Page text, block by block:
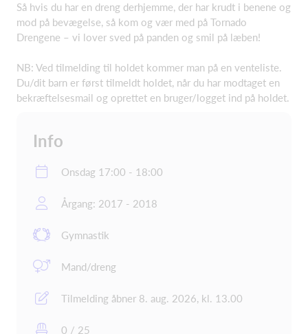
Så hvis du har en dreng derhjemme, der har krudt i benene og
mod på bevægelse, så kom og vær med på Tornado
Drengene – vi lover sved på panden og smil på læben!
NB: Ved tilmelding til holdet kommer man på en venteliste.
Du/dit barn er først tilmeldt holdet, når du har modtaget en
bekræftelsesmail og oprettet en bruger/logget ind på holdet.
Info
Onsdag 17:00 - 18:00
Årgang: 2017 - 2018
Gymnastik
Mand/dreng
Tilmelding åbner 8. aug. 2026, kl. 13.00
0 / 25